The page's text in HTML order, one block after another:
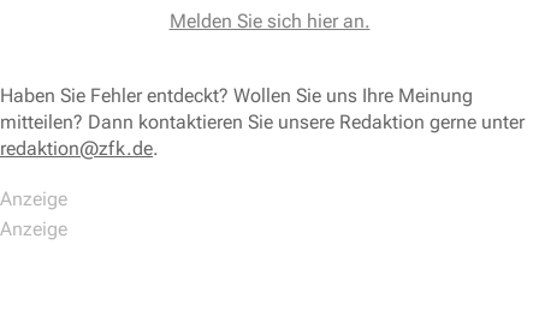
Melden Sie sich hier an.
Haben Sie Fehler entdeckt? Wollen Sie uns Ihre Meinung
mitteilen? Dann kontaktieren Sie unsere Redaktion gerne unter
redaktion@zfk.de.